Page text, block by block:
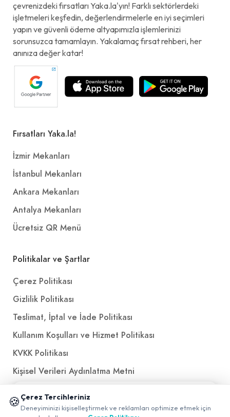
çevrenizdeki fırsatları Yaka.la'yın! Farklı sektörlerdeki
işletmeleri keşfedin, değerlendirmelerle en iyi seçimleri
yapın ve güvenli ödeme altyapımızla işlemlerinizi
sorunsuzca tamamlayın. Yakalamaç fırsat rehberi, her
anınıza değer katar!
Fırsatları Yaka.la!
İzmir Mekanları
İstanbul Mekanları
Ankara Mekanları
Antalya Mekanları
Ücretsiz QR Menü
Politikalar ve Şartlar
Çerez Politikası
Gizlilik Politikası
Teslimat, İptal ve İade Politikası
Kullanım Koşulları ve Hizmet Politikası
KVKK Politikası
Kişisel Verileri Aydınlatma Metni
🍪 Çerez Tercihleriniz
Deneyiminizi kişiselleştirmek ve reklamları optimize etmek için
📱 Mobil uygulamamızı keşfedin!
✖